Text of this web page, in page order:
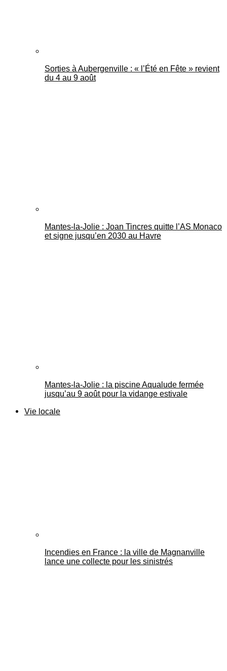
Sorties à Aubergenville : « l’Été en Fête » revient
du 4 au 9 août
Mantes-la-Jolie : Joan Tincres quitte l’AS Monaco
et signe jusqu’en 2030 au Havre
Mantes-la-Jolie : la piscine Aqualude fermée
jusqu’au 9 août pour la vidange estivale
Vie locale
Incendies en France : la ville de Magnanville
lance une collecte pour les sinistrés